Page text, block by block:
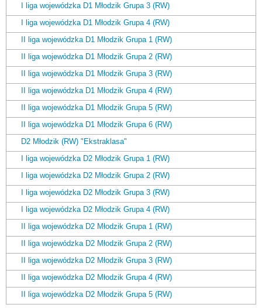
I liga wojewódzka D1 Młodzik Grupa 3 (RW)
I liga wojewódzka D1 Młodzik Grupa 4 (RW)
II liga wojewódzka D1 Młodzik Grupa 1 (RW)
II liga wojewódzka D1 Młodzik Grupa 2 (RW)
II liga wojewódzka D1 Młodzik Grupa 3 (RW)
II liga wojewódzka D1 Młodzik Grupa 4 (RW)
II liga wojewódzka D1 Młodzik Grupa 5 (RW)
II liga wojewódzka D1 Młodzik Grupa 6 (RW)
D2 Młodzik (RW) "Ekstraklasa"
I liga wojewódzka D2 Młodzik Grupa 1 (RW)
I liga wojewódzka D2 Młodzik Grupa 2 (RW)
I liga wojewódzka D2 Młodzik Grupa 3 (RW)
I liga wojewódzka D2 Młodzik Grupa 4 (RW)
II liga wojewódzka D2 Młodzik Grupa 1 (RW)
II liga wojewódzka D2 Młodzik Grupa 2 (RW)
II liga wojewódzka D2 Młodzik Grupa 3 (RW)
II liga wojewódzka D2 Młodzik Grupa 4 (RW)
II liga wojewódzka D2 Młodzik Grupa 5 (RW)